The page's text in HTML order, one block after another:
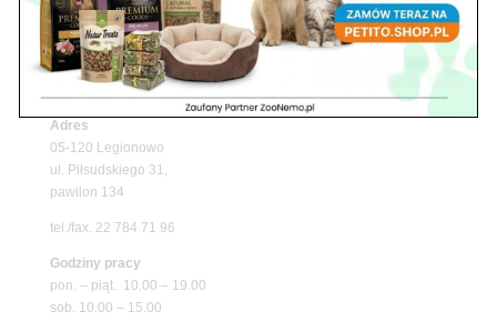
Z Życia Sklepu
Znajdź nas
Adres
05-120 Legionowo
ul. Piłsudskiego 31,
pawilon 134
tel./fax. 22 784 71 96
Godziny pracy
pon. – piąt. 10.00 – 19.00
sob. 10.00 – 15.00